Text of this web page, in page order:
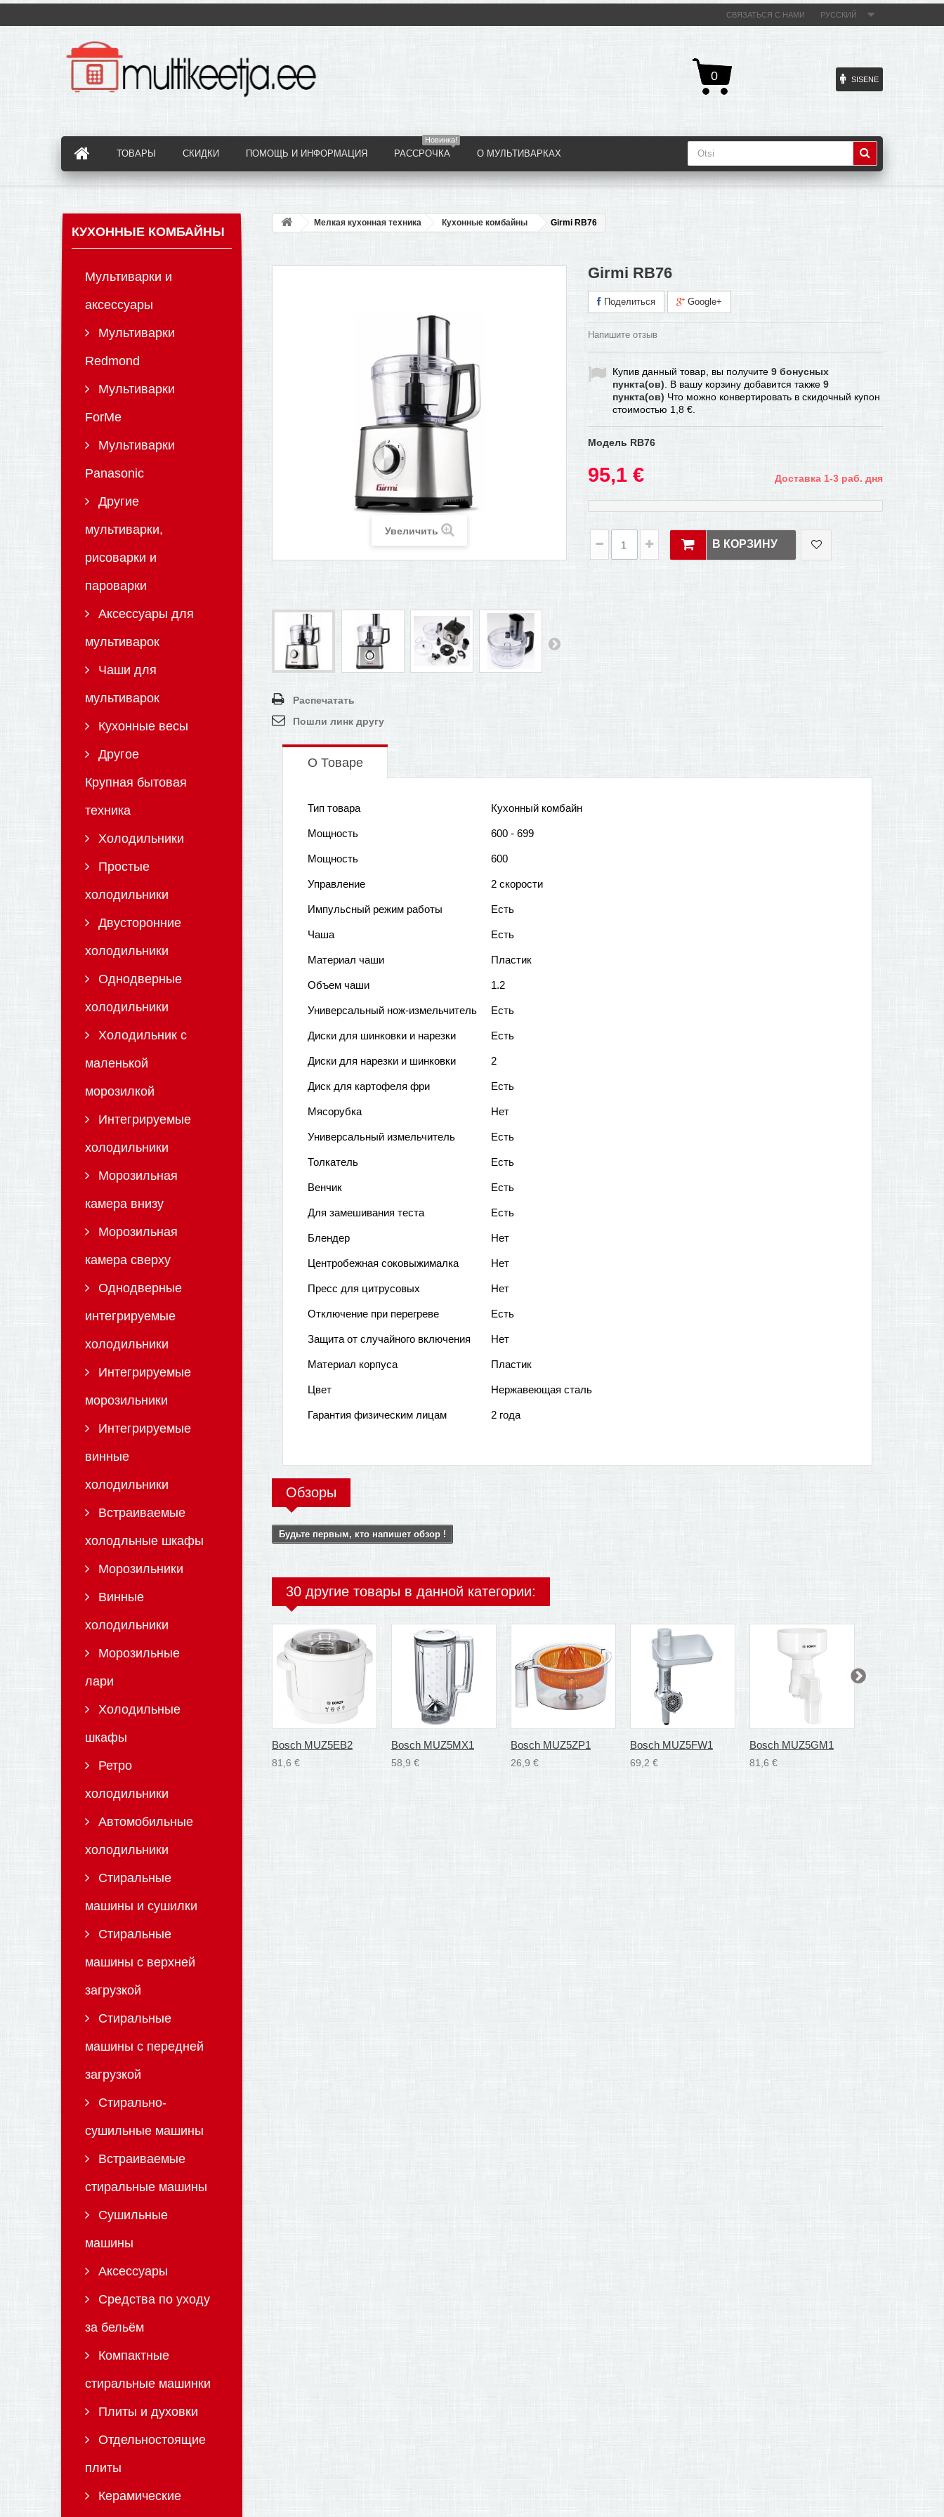
РУССКИЙ
СВЯЗАТЬСЯ С НАМИ
0 SISENE
ТОВАРЫ СКИДКИ ПОМОЩЬ И ИНФОРМАЦИЯ
Новинка!
РАССРОЧКА О МУЛЬТИВАРКАХ
КУХОННЫЕ КОМБАЙНЫ
Мультиварки и
аксессуары
Мультиварки
Redmond
Мультиварки
ForMe
Мультиварки
Panasonic
Другие
мультиварки,
рисоварки и
пароварки
Аксессуары для
мультиварок
Чаши для
мультиварок
Кухонные весы
Другое
Крупная бытовая
техника
Холодильники
Простые
холодильники
Двусторонние
холодильники
Однодверные
холодильники
Холодильник с
маленькой
морозилкой
Интегрируемые
холодильники
Морозильная
камера внизу
Морозильная
камера сверху
Однодверные
интегрируемые
холодильники
Интегрируемые
морозильники
Интегрируемые
винные
холодильники
Встраиваемые
холодльные шкафы
Морозильники
Винные
холодильники
Морозильные
лари
Холодильные
шкафы
Ретро
холодильники
Автомобильные
холодильники
Стиральные
машины и сушилки
Стиральные
машины с верхней
загрузкой
Стиральные
машины с передней
загрузкой
Стирально-
сушильные машины
Встраиваемые
стиральные машины
Сушильные
машины
Аксессуары
Средства по уходу
за бельём
Компактные
стиральные машинки
Плиты и духовки
Отдельностоящие
плиты
Керамические
Мелкая кухонная техника Кухонные комбайны Girmi RB76
Увеличить
Распечатать
Пошли линк другу
Girmi RB76
Поделиться Google+
Напишите отзыв
Купив данный товар, вы получите 9 бонусных
пункта(ов) . В вашу корзину добавится также 9
пункта(ов) Что можно конвертировать в скидочный купон
стоимостью 1,8 €
Модель RB76
95,1 € Доставка 1-3 раб. дня
В КОРЗИНУ
О Товаре
Тип товара Кухонный комбайн
Мощность 600 - 699
Мощность 600
Управление 2 скорости
Импульсный режим работы Есть
Чаша Есть
Материал чаши Пластик
Объем чаши 1.2
Универсальный нож-измельчитель Есть
Диски для шинковки и нарезки Есть
Диски для нарезки и шинковки 2
Диск для картофеля фри Есть
Мясорубка Нет
Универсальный измельчитель Есть
Толкатель Есть
Венчик Есть
Для замешивания теста Есть
Блендер Нет
Центробежная соковыжималка Нет
Пресс для цитрусовых Нет
Отключение при перегреве Есть
Защита от случайного включения Нет
Материал корпуса Пластик
Цвет Нержавеющая сталь
Гарантия физическим лицам 2 года
Обзоры
Будьте первым, кто напишет обзор !
30 другие товары в данной категории:
Bosch MUZ5EB2
81,6 €
Bosch MUZ5MX1
58,9 €
Bosch MUZ5ZP1
26,9 €
Bosch MUZ5FW1
69,2 €
Bosch MUZ5GM1
81,6 €